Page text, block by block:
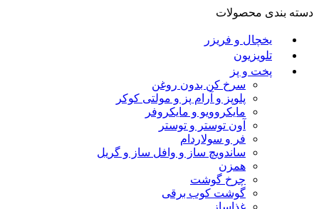
دسته بندی محصولات
یخچال و فریزر
تلویزیون
پخت و پز
سرخ کن بدون روغن
پلوپز و آرام پز و مولتی کوکر
مایکروویو و مایکروفر
آون توستر و توستر
فر و سولاردام
ساندویچ ساز و وافل ساز و گریل
همزن
چرخ گوشت
گوشت کوب برقی
غذاساز